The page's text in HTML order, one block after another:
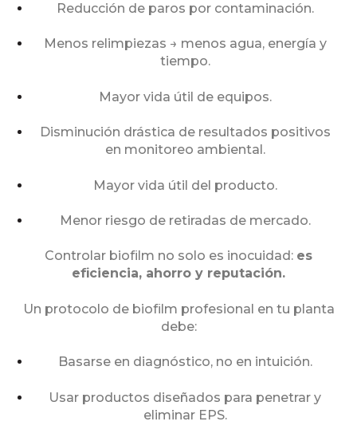
Reducción de paros por contaminación.
Menos relimpiezas → menos agua, energía y
tiempo.
Mayor vida útil de equipos.
Disminución drástica de resultados positivos
en monitoreo ambiental.
Mayor vida útil del producto.
Menor riesgo de retiradas de mercado.
Controlar biofilm no solo es inocuidad: es
eficiencia, ahorro y reputación.
Un protocolo de biofilm profesional en tu planta
debe:
Basarse en diagnóstico, no en intuición.
Usar productos diseñados para penetrar y
eliminar EPS.